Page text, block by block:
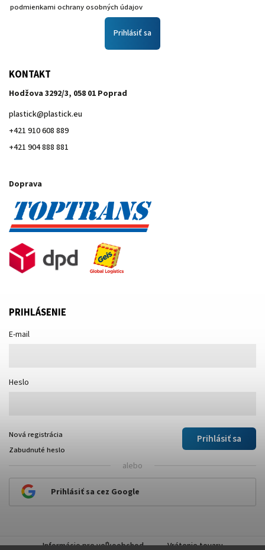
podmienkami ochrany osobných údajov
Prihlásiť sa
KONTAKT
Hodžova 3292/3, 058 01 Poprad
plastick@plastick.eu
+421 910 608 889
+421 904 888 881
Doprava
PRIHLÁSENIE
E-mail
Heslo
Prihlásiť sa
Nová registrácia
Zabudnuté heslo
alebo
Prihlásiť sa cez Google
Informácie pre veľkoobchod Vrátenie tovaru